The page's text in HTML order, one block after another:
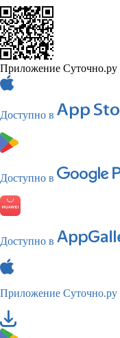
Приложение Суточно.ру
Доступно в
Доступно в
Доступно в
Приложение Суточно.ру